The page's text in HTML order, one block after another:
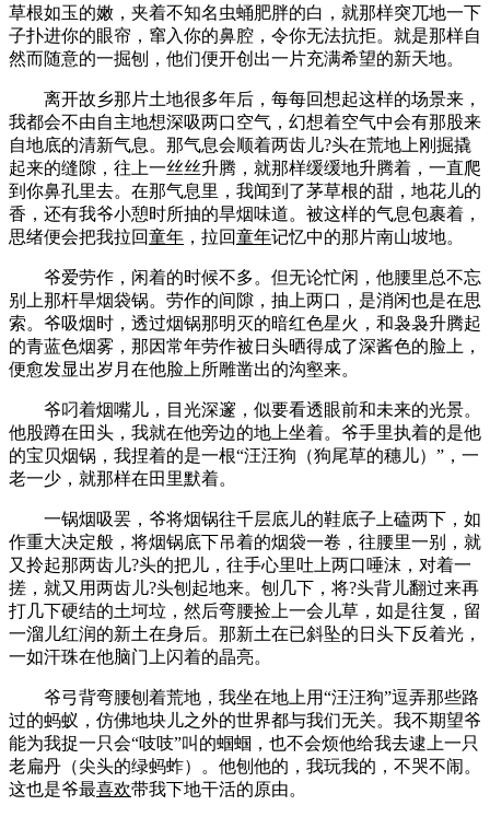
草根如玉的嫩，夹着不知名虫蛹肥胖的白，就那样突兀地一下
子扑进你的眼帘，窜入你的鼻腔，令你无法抗拒。就是那样自
然而随意的一掘刨，他们便开创出一片充满希望的新天地。
离开故乡那片土地很多年后，每每回想起这样的场景来，
我都会不由自主地想深吸两口空气，幻想着空气中会有那股来
自地底的清新气息。那气息会顺着两齿儿?头在荒地上刚掘撬
起来的缝隙，往上一丝丝升腾，就那样缓缓地升腾着，一直爬
到你鼻孔里去。在那气息里，我闻到了茅草根的甜，地花儿的
香，还有我爷小憩时所抽的旱烟味道。被这样的气息包裹着，
思绪便会把我拉回童年 ，拉回童年记忆中的那片南山坡地。
爷爱劳作，闲着的时候不多。但无论忙闲，他腰里总不忘
别上那杆旱烟袋锅。劳作的间隙，抽上两口，是消闲也是在思
索。爷吸烟时，透过烟锅那明灭的暗红色星火，和袅袅升腾起
的青蓝色烟雾，那因常年劳作被日头晒得成了深酱色的脸上，
便愈发显出岁月在他脸上所雕凿出的沟壑来。
爷叼着烟嘴儿，目光深邃，似要看透眼前和未来的光景。
他股蹲在田头，我就在他旁边的地上坐着。爷手里执着的是他
的宝贝烟锅，我捏着的是一根“汪汪狗（狗尾草的穗儿）”，一
老一少，就那样在田里默着。
一锅烟吸罢，爷将烟锅往千层底儿的鞋底子上磕两下，如
作重大决定般，将烟锅底下吊着的烟袋一卷，往腰里一别，就
又拎起那两齿儿?头的把儿，往手心里吐上两口唾沫，对着一
搓，就又用两齿儿?头刨起地来。刨几下，将?头背儿翻过来再
打几下硬结的土坷垃，然后弯腰捡上一会儿草，如是往复，留
一溜儿红润的新土在身后。那新土在已斜坠的日头下反着光，
一如汗珠在他脑门上闪着的晶亮。
爷弓背弯腰刨着荒地，我坐在地上用“汪汪狗”逗弄那些路
过的蚂蚁，仿佛地块儿之外的世界都与我们无关。我不期望爷
能为我捉一只会“吱吱”叫的蝈蝈，也不会烦他给我去逮上一只
老扁丹（尖头的绿蚂蚱）。他刨他的，我玩我的，不哭不闹。
这也是爷最喜欢带我下地干活的原由。